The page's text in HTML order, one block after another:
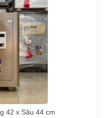
42 x Sâu 44 cm